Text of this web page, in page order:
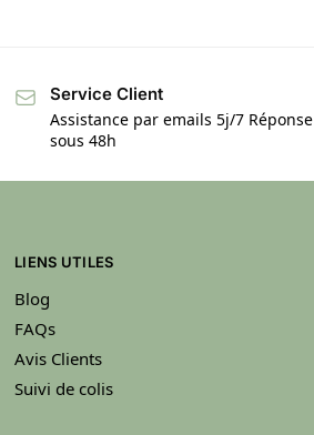
Service Client
Assistance par emails 5j/7 Réponse
sous 48h
LIENS UTILES
Blog
FAQs
Avis Clients
Suivi de colis